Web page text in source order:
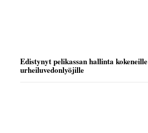
Edistynyt pelikassan hallinta kokeneille
urheiluvedonlyöjille